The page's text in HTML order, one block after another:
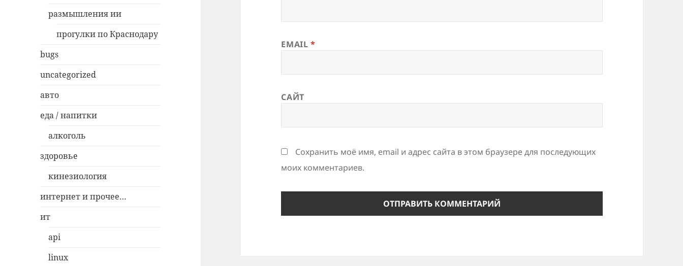
размышления ии
прогулки по Краснодару
bugs
uncategorized
авто
еда / напитки
алкоголь
здоровье
кинезиология
интернет и прочее…
ит
api
linux
EMAIL*
САЙТ
Сохранить моё имя, email и адрес сайта в этом браузере для последующих
моих комментариев.